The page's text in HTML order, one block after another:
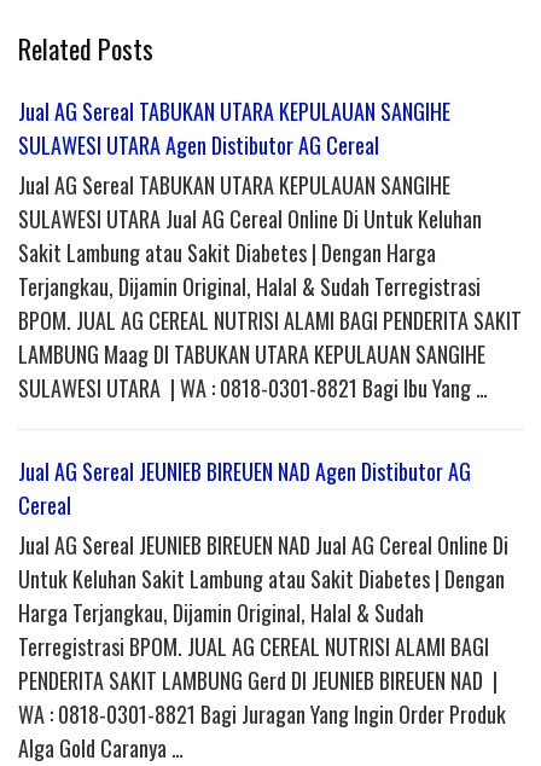
Related Posts
Jual AG Sereal TABUKAN UTARA KEPULAUAN SANGIHE
SULAWESI UTARA Agen Distibutor AG Cereal
Jual AG Sereal TABUKAN UTARA KEPULAUAN SANGIHE
SULAWESI UTARA Jual AG Cereal Online Di Untuk Keluhan
Sakit Lambung atau Sakit Diabetes | Dengan Harga
Terjangkau, Dijamin Original, Halal & Sudah Terregistrasi
BPOM. JUAL AG CEREAL NUTRISI ALAMI BAGI PENDERITA SAKIT
LAMBUNG Maag DI TABUKAN UTARA KEPULAUAN SANGIHE
SULAWESI UTARA | WA : 0818-0301-8821 Bagi Ibu Yang …
Jual AG Sereal JEUNIEB BIREUEN NAD Agen Distibutor AG
Cereal
Jual AG Sereal JEUNIEB BIREUEN NAD Jual AG Cereal Online Di
Untuk Keluhan Sakit Lambung atau Sakit Diabetes | Dengan
Harga Terjangkau, Dijamin Original, Halal & Sudah
Terregistrasi BPOM. JUAL AG CEREAL NUTRISI ALAMI BAGI
PENDERITA SAKIT LAMBUNG Gerd DI JEUNIEB BIREUEN NAD |
WA : 0818-0301-8821 Bagi Juragan Yang Ingin Order Produk
Alga Gold Caranya …